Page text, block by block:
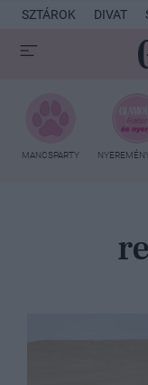
SZTÁROK DIVAT
MANCSPARTY